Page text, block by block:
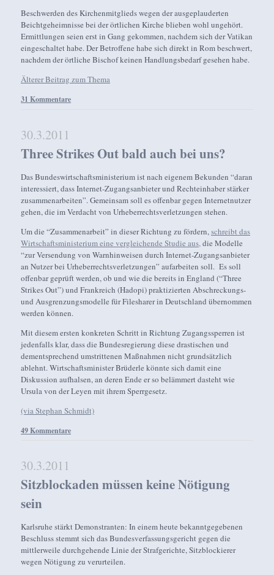
Beschwerden des Kirchenmitglieds wegen der ausgeplauderten
Beichtgeheimnisse bei der örtlichen Kirche blieben wohl ungehört.
Ermittlungen seien erst in Gang gekommen, nachdem sich der Vatikan
eingeschaltet habe. Der Betroffene habe sich direkt in Rom beschwert,
nachdem der örtliche Bischof keinen Handlungsbedarf gesehen habe.
Älterer Beitrag zum Thema
31 Kommentare
30.3.2011
Three Strikes Out bald auch bei uns?
Das Bundeswirtschaftsministerium ist nach eigenem Bekunden “daran
interessiert, dass Internet-Zugangsanbieter und Rechteinhaber stärker
zusammenarbeiten”. Gemeinsam soll es offenbar gegen Internetnutzer
gehen, die im Verdacht von Urheberrechtsverletzungen stehen.
Um die “Zusammenarbeit” in dieser Richtung zu fördern,schreibt das
Wirtschaftsministerium eine vergleichende Studie aus,die Modelle
“zur Versendung von Warnhinweisen durch Internet-Zugangsanbieter
an Nutzer bei Urheberrechtsverletzungen” aufarbeiten soll. Es soll
offenbar geprüft werden, ob und wie die bereits in England (“Three
Strikes Out”) und Frankreich (Hadopi) praktizierten Abschreckungs-
und Ausgrenzungsmodelle für Filesharer in Deutschland übernommen
werden können.
Mit diesem ersten konkreten Schritt in Richtung Zugangssperren ist
jedenfalls klar, dass die Bundesregierung diese drastischen und
dementsprechend umstrittenen Maßnahmen nicht grundsätzlich
ablehnt. Wirtschaftsminister Brüderle könnte sich damit eine
Diskussion aufhalsen, an deren Ende er so belämmert dasteht wie
Ursula von der Leyen mit ihrem Sperrgesetz.
(via Stephan Schmidt)
49 Kommentare
30.3.2011
Sitzblockaden müssen keine Nötigung
sein
Karlsruhe stärkt Demonstranten: In einem heute bekanntgegebenen
Beschluss stemmt sich das Bundesverfassungsgericht gegen die
mittlerweile durchgehende Linie der Strafgerichte, Sitzblockierer
wegen Nötigung zu verurteilen.